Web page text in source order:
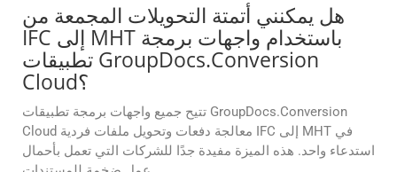
هل يمكنني أتمتة التحويلات المجمعة من
IFC إلى MHT باستخدام واجهات برمجة
تطبيقات GroupDocs.Conversion
Cloud؟
تتيح جميع واجهات برمجة تطبيقات GroupDocs.Conversion
Cloud معالجة دفعات وتحويل ملفات فردية IFC إلى MHT في
استدعاء واحد. هذه الميزة مفيدة جدًا للشركات التي تعمل بأحمال